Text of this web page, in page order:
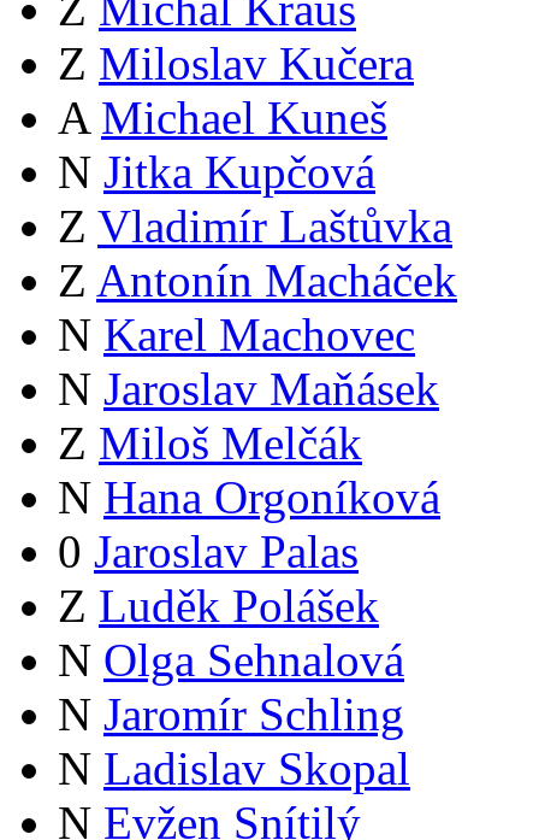
Z Miloslav Kučera
A Michael Kuneš
N Jitka Kupčová
Z Vladimír Laštůvka
Z Antonín Macháček
N Karel Machovec
N Jaroslav Maňásek
Z Miloš Melčák
N Hana Orgoníková
0 Jaroslav Palas
Z Luděk Polášek
N Olga Sehnalová
N Jaromír Schling
N Ladislav Skopal
N Evžen Snítilý